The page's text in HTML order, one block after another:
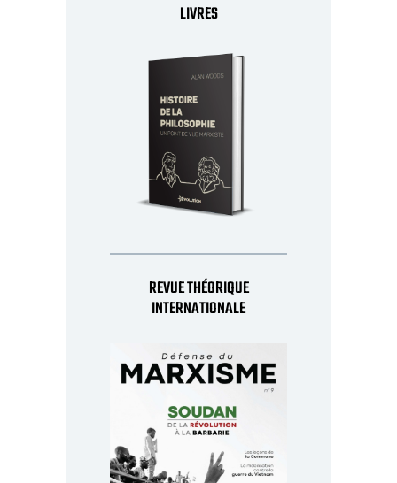
LIVRES
REVUE THÉORIQUE
INTERNATIONALE